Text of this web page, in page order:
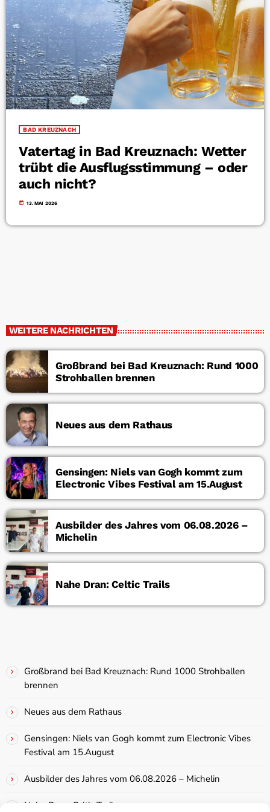
BAD KREUZNACH
Vatertag in Bad Kreuznach: Wetter
trübt die Ausflugsstimmung – oder
auch nicht?
today 13. MAI 2026
WEITERE NACHRICHTEN
Großbrand bei Bad Kreuznach: Rund 1000
Strohballen brennen
Neues aus dem Rathaus
Gensingen: Niels van Gogh kommt zum
Electronic Vibes Festival am 15.August
Ausbilder des Jahres vom 06.08.2026 –
Michelin
Nahe Dran: Celtic Trails
Großbrand bei Bad Kreuznach: Rund 1000 Strohballen
brennen
Neues aus dem Rathaus
Gensingen: Niels van Gogh kommt zum Electronic Vibes
Festival am 15.August
Ausbilder des Jahres vom 06.08.2026 – Michelin
Nahe Dran: Celtic Trails